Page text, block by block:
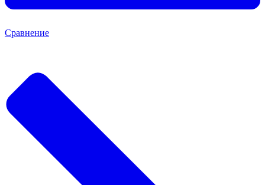
Сравнение